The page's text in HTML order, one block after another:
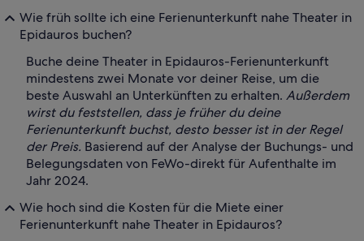
Wie früh sollte ich eine Ferienunterkunft nahe Theater in
Epidauros buchen?
Buche deine Theater in Epidauros-Ferienunterkunft
mindestens zwei Monate vor deiner Reise, um die
beste Auswahl an Unterkünften zu erhalten. Außerdem
wirst du feststellen, dass je früher du deine
Ferienunterkunft buchst, desto besser ist in der Regel
der Preis. Basierend auf der Analyse der Buchungs- und
Belegungsdaten von FeWo-direkt für Aufenthalte im
Jahr 2024.
Wie hoch sind die Kosten für die Miete einer
Ferienunterkunft nahe Theater in Epidauros?